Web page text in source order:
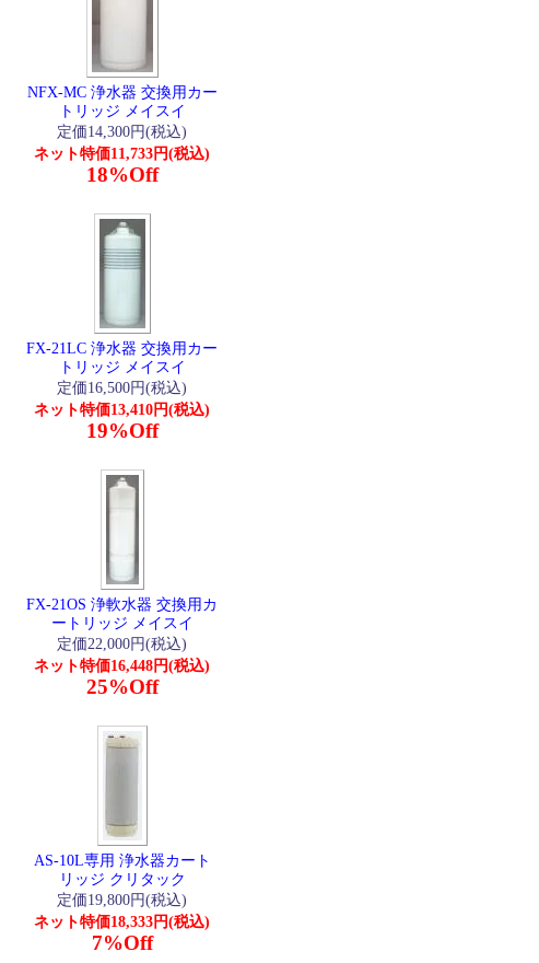
NFX-MC 浄水器 交換用カー
トリッジ メイスイ
定価14,300円(税込)
ネット特価11,733円(税込)
18%Off
FX-21LC 浄水器 交換用カー
トリッジ メイスイ
定価16,500円(税込)
ネット特価13,410円(税込)
19%Off
FX-21OS 浄軟水器 交換用カ
ートリッジ メイスイ
定価22,000円(税込)
ネット特価16,448円(税込)
25%Off
AS-10L専用 浄水器カート
リッジ クリタック
定価19,800円(税込)
ネット特価18,333円(税込)
7%Off